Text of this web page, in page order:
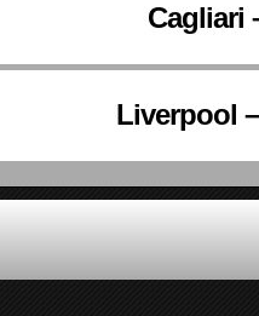
Cagliari
Liverpool